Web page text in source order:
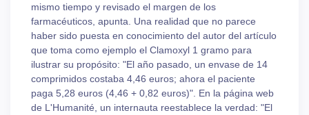
mismo tiempo y revisado el margen de los
farmacéuticos, apunta. Una realidad que no parece
haber sido puesta en conocimiento del autor del artículo
que toma como ejemplo el Clamoxyl 1 gramo para
ilustrar su propósito: "El año pasado, un envase de 14
comprimidos costaba 4,46 euros; ahora el paciente
paga 5,28 euros (4,46 + 0,82 euros)". En la página web
de L'Humanité, un internauta reestablece la verdad: "El